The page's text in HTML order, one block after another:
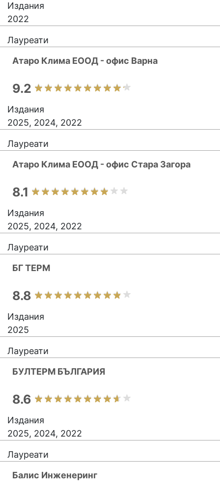
Издания
2022
Лауреати
Атаро Клима ЕООД - офис Варна
9.2
Издания
2025, 2024, 2022
Лауреати
Атаро Клима ЕООД - офис Стара Загора
8.1
Издания
2025, 2024, 2022
Лауреати
БГ ТЕРМ
8.8
Издания
2025
Лауреати
БУЛТЕРМ БЪЛГАРИЯ
8.6
Издания
2025, 2024, 2022
Лауреати
Балис Инженеринг